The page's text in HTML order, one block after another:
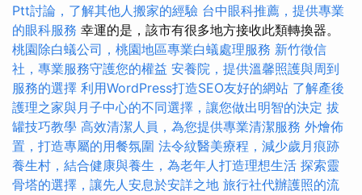
Ptt討論，了解其他人搬家的經驗 台中眼科推薦，提供專業
的眼科服務 幸運的是，該市有很多地方接收此類轉換器。
桃園除白蟻公司，桃園地區專業白蟻處理服務 新竹徵信
社，專業服務守護您的權益 安養院，提供溫馨照護與周到
服務的選擇 利用WordPress打造SEO友好的網站 了解產後
護理之家與月子中心的不同選擇，讓您做出明智的決定 拔
罐技巧教學 高效清潔人員，為您提供專業清潔服務 外燴佈
置，打造專屬的用餐氛圍 法令紋醫美療程，減少歲月痕跡
養生村，結合健康與養生，為老年人打造理想生活 探索靈
骨塔的選擇，讓先人安息於安詳之地 旅行社代辦護照的流